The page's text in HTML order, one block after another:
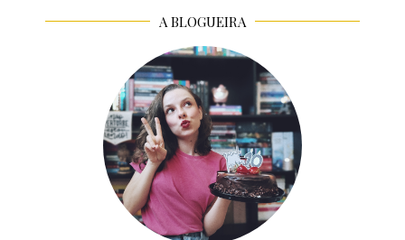
A BLOGUEIRA